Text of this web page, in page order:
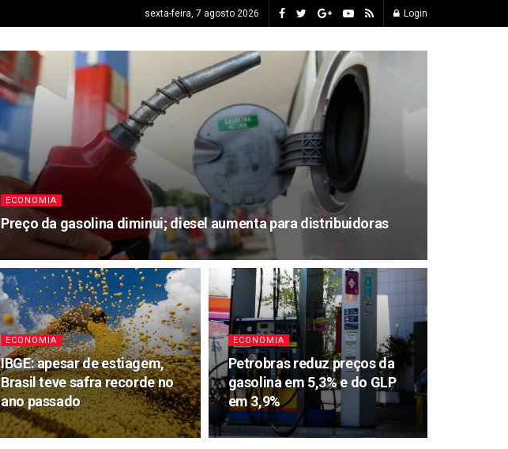
sexta-feira, 7 agosto 2026 Login
ECONOMIA
Preço da gasolina diminui; diesel aumenta para distribuidoras
ECONOMIA
IBGE: apesar de estiagem,
Brasil teve safra recorde no
ano passado
ECONOMIA
Petrobras reduz preços da
gasolina em 5,3% e do GLP
em 3,9%